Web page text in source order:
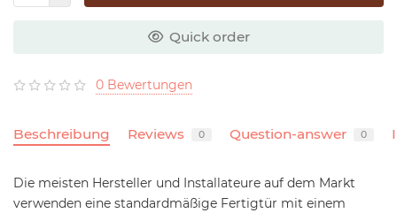
Quick order
0 Bewertungen
Beschreibung Reviews 0 Question-answer 0
Die meisten Hersteller und Installateure auf dem Markt
verwenden eine standardmäßige Fertigtür mit einem